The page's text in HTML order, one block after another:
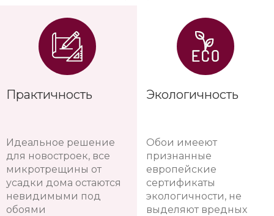
Практичность
Идеальное решение
для новостроек, все
микротрещины от
усадки дома остаются
невидимыми под
обоями
Экологичность
Обои имееют
признанные
европейские
сертификаты
экологичности, не
выделяют вредных